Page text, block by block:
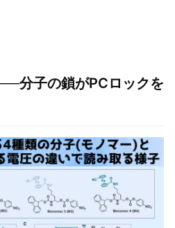
──分子の鎖がPCロックを